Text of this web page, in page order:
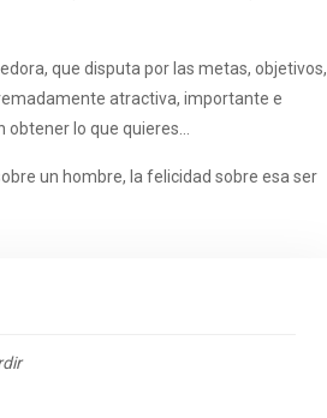
que disputa por las metas, objetivos,
atractiva, importante e
lo que quieres…
un hombre, la felicidad sobre esa ser